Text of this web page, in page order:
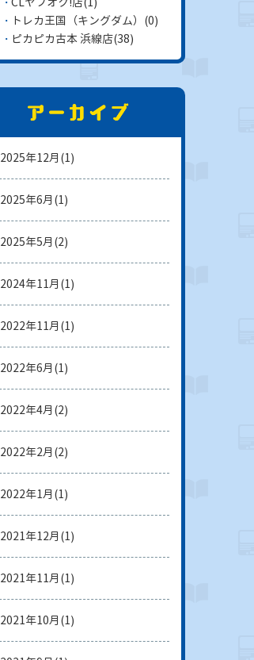
トレカ王国（キングダム） (0)
ピカピカ古本 浜線店(38)
2025年12月 (1)
2025年6月 (1)
2025年5月 (2)
2024年11月 (1)
2022年11月 (1)
2022年6月 (1)
2022年4月 (2)
2022年2月 (2)
2022年1月 (1)
2021年12月 (1)
2021年11月 (1)
2021年10月 (1)